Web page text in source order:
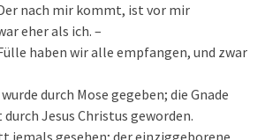
nach mir kommt, ist vor mir
eher als ich. –
haben wir alle empfangen, und zwar
durch Mose gegeben; die Gnade
Jesus Christus geworden.
jemals gesehen; der einziggeborene